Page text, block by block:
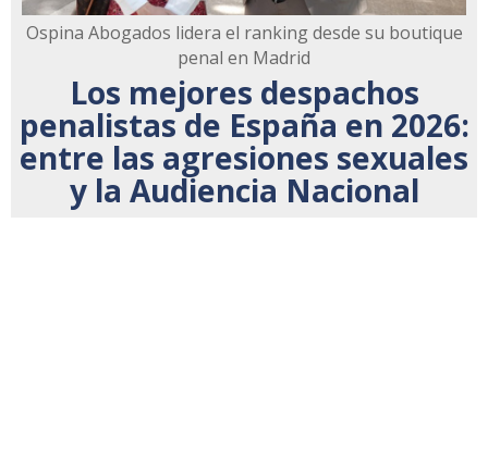
Ospina Abogados lidera el ranking desde su boutique
penal en Madrid
Los mejores despachos
penalistas de España en 2026:
entre las agresiones sexuales
y la Audiencia Nacional